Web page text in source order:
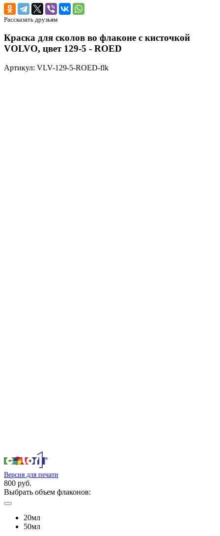
Рассказать друзьям
Краска для сколов во флаконе с кисточкой
VOLVO, цвет 129-5 - ROED
Артикул: VLV-129-5-ROED-flk
Версия для печати
800 руб.
Выбрать объем флаконов:
20мл
50мл